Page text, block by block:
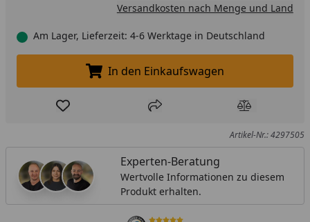
Versandkosten nach Menge und Land
Am Lager, Lieferzeit: 4-6 Werktage in Deutschland
In den Einkaufswagen legen
In den Einkaufswagen
Produkt zur Wunschliste hinzufügen
Teilen Produkt
Artikel-Nr.: 4297505
Experten-Beratung
Wertvolle Informationen zu diesem
Produkt erhalten.